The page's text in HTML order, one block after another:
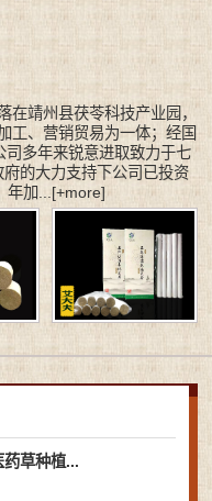
在靖州县茯苓科技产业园，
工、营销贸易为一体；经国
多年来锐意进取致力于七
的大力支持下公司已投资
年加...[+more]
草种植...